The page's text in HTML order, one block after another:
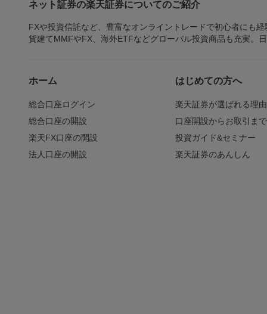
ネット証券の楽天証券についてのご紹介
FXや投資信託など、豊富なオンライントレードで初心者にも
貨建てMMFやFX、海外ETFなどグローバル投資商品も充実。
ホーム
総合口座ログイン
総合口座の開設
楽天FX口座の開設
法人口座の開設
はじめての方へ
楽天証券が選ばれる理由
口座開設からお取引ま
投資ガイド&セミナー
楽天証券のあんしん